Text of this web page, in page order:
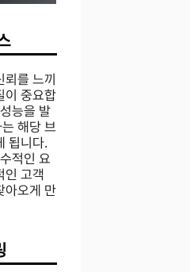
뢰를 느끼
이 중요합
능을 발
해당 브
됩니다.
적인 요
인 고객
아오게 만